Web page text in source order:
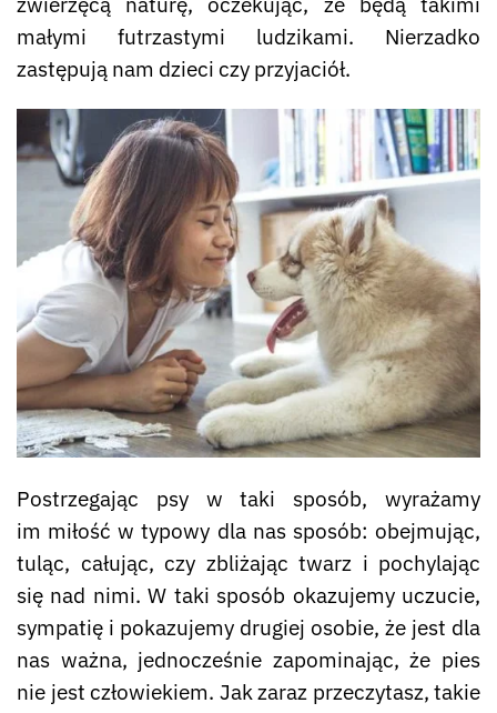
małymi futrzastymi ludzikami. Nierzadko
zastępują nam dzieci czy przyjaciół.
Postrzegając psy w taki sposób, wyrażamy
im miłość w typowy dla nas sposób: obejmując,
tuląc, całując, czy zbliżając twarz i pochylając
się nad nimi. W taki sposób okazujemy uczucie,
sympatię i pokazujemy drugiej osobie, że jest dla
nas ważna, jednocześnie zapominając, że pies
nie jest człowiekiem. Jak zaraz przeczytasz, takie